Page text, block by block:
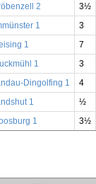
2
3½
1
3
1
7
1
3
Dingolfing 1
4
1
½
1 3½